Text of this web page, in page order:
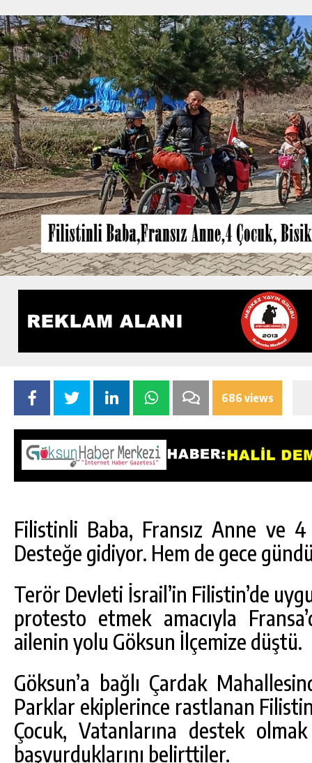
686 views
Filistinli Baba, Fransız Anne ve 4
Desteğe gidiyor. Hem de gece
Terör Devleti İsrail’in Filistin’de
protesto etmek amacıyla
ailenin yolu Göksun İlçemize düştü.
Göksun’a bağlı Çardak
Parklar ekiplerince rastlanan
Çocuk, Vatanlarına destek
başvurduklarını belirttiler.
GÖKSUN HAFIZLIK KIZ KUR’AN KURSU
ÖĞRENCILERINE DARENDE GEZISI.